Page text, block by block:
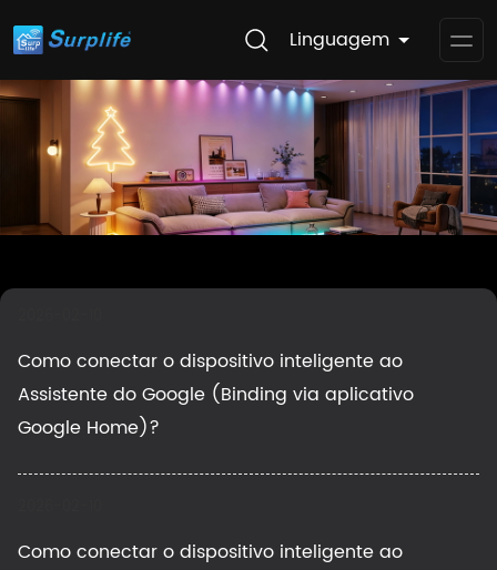
Linguagem
Como conectar o dispositivo inteligente ao
Assistente do Google (Binding via aplicativo
Google Home)?
Como conectar o dispositivo inteligente ao